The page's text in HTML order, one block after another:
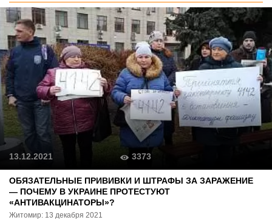
ОБЯЗАТЕЛЬНЫЕ ПРИВИВКИ И ШТРАФЫ ЗА ЗАРАЖЕНИЕ
— ПОЧЕМУ В УКРАИНЕ ПРОТЕСТУЮТ
«АНТИВАКЦИНАТОРЫ»?
Житомир: 13 декабря 2021
13.12.2021 3373